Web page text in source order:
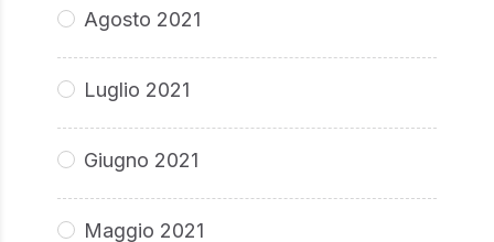
Agosto 2021
Luglio 2021
Giugno 2021
Maggio 2021